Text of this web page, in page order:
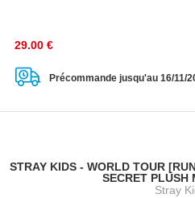
29.00 €
Précommande jusqu'au 16/11/
STRAY KIDS - WORLD TOUR
SECRET PLUSH
Stray